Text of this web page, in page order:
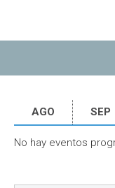
AGO SEP
No hay eventos